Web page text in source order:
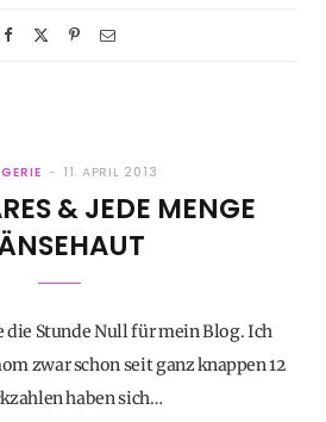
11. APRIL 2013
& JEDE MENGE
die Stunde Null für mein Blog. Ich
zwar schon seit ganz knappen 12
haben sich…